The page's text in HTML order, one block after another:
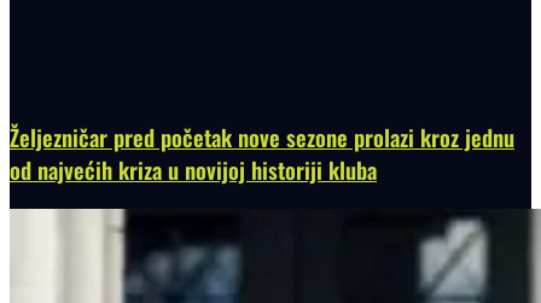
Željezničar pred početak nove sezone prolazi kroz jednu
od najvećih kriza u novijoj historiji kluba